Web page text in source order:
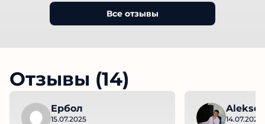
Все отзывы
Отзывы (14)
Ербол
15.07.2025
Aleksei
14.07.2025